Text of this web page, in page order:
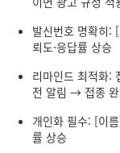
발신번호 명확히:
뢰도·응답률 상승
리마인드 최적화:
전 알림 → 접종
개인화 필수: [이
률 상승